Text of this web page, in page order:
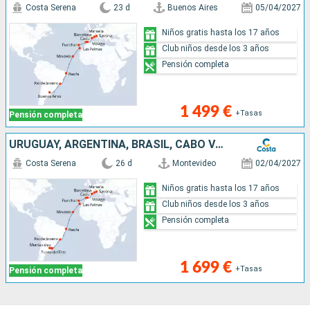
Pensión completa
Costa Serena 23 d Buenos Aires 05/04/2027
1 499 € +Tasas
Niños gratis hasta los 17 años
Club niños desde los 3 años
Pensión completa
URUGUAY, ARGENTINA, BRASIL, CABO VERDE, CANARIAS, MADEIRA, ESPAÑA, FRANCIA, ITALIA
Pensión completa
Costa Serena 26 d Montevideo 02/04/2027
1 699 € +Tasas
Niños gratis hasta los 17 años
Club niños desde los 3 años
Pensión completa